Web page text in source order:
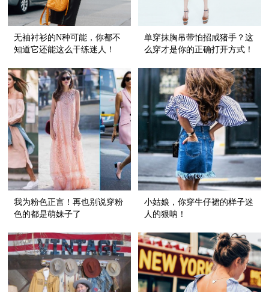
无袖衬衫的N种可能，你都不
知道它还能这么干练迷人！
单穿抹胸吊带怕招咸猪手？这
么穿才是你的正确打开方式！
我为粉色正言！再也别说穿粉
色的都是萌妹子了
小姑娘，你穿牛仔裙的样子迷
人的狠呐！